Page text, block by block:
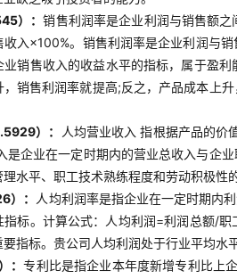
）：销售利润率是企业利润与销售额
入×100%。销售利润率是企业利润与
销售收入的收益水平的指标，属于盈
销售利润率就提高;反之，产品成本上
）：
人均营业收入 指根据产品的价
是企业在一定时期内的营业总收入与企
水平、职工技术熟练程度和劳动积极
）： 人均利润率是指企业在一定时期内
指标。计算公式：人均利润=利润总额/
指标。贵公司人均利润处于行业平均
：专利比是指企业本年度新增专利比上